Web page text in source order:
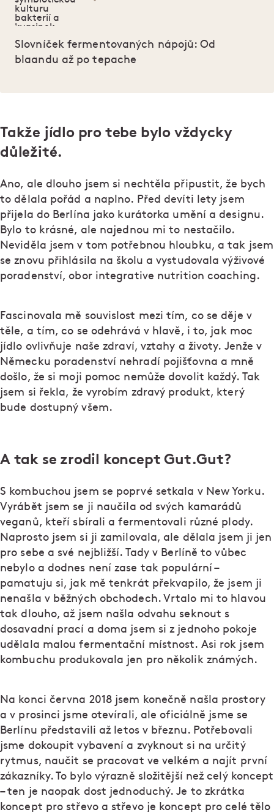
Slovníček fermentovaných nápojů: Od
blaandu až po tepache
Takže jídlo pro tebe bylo vždycky
důležité.
Ano, ale dlouho jsem si nechtěla připustit, že bych
to dělala pořád a naplno. Před devíti lety jsem
přijela do Berlína jako kurátorka umění a designu.
Bylo to krásné, ale najednou mi to nestačilo.
Neviděla jsem v tom potřebnou hloubku, a tak jsem
se znovu přihlásila na školu a vystudovala výživové
poradenství, obor integrative nutrition coaching.
Fascinovala mě souvislost mezi tím, co se děje v
těle, a tím, co se odehrává v hlavě, i to, jak moc
jídlo ovlivňuje naše zdraví, vztahy a životy. Jenže v
Německu poradenství nehradí pojišťovna a mně
došlo, že si moji pomoc nemůže dovolit každý. Tak
jsem si řekla, že vyrobím zdravý produkt, který
bude dostupný všem.
A tak se zrodil koncept Gut.Gut?
S kombuchou jsem se poprvé setkala v New Yorku.
Vyrábět jsem se ji naučila od svých kamarádů
veganů, kteří sbírali a fermentovali různé plody.
Naprosto jsem si ji zamilovala, ale dělala jsem ji jen
pro sebe a své nejbližší. Tady v Berlíně to vůbec
nebylo a dodnes není zase tak populární –
pamatuju si, jak mě tenkrát překvapilo, že jsem ji
nenašla v běžných obchodech. Vrtalo mi to hlavou
tak dlouho, až jsem našla odvahu seknout s
dosavadní prací a doma jsem si z jednoho pokoje
udělala malou fermentační místnost. Asi rok jsem
kombuchu produkovala jen pro několik známých.
Na konci června 2018 jsem konečně našla prostory
a v prosinci jsme otevírali, ale oficiálně jsme se
Berlínu představili až letos v březnu. Potřebovali
jsme dokoupit vybavení a zvyknout si na určitý
rytmus, naučit se pracovat ve velkém a najít první
zákazníky. To bylo výrazně složitější než celý koncept
– ten je naopak dost jednoduchý. Je to zkrátka
koncept pro střevo a střevo je koncept pro celé tělo